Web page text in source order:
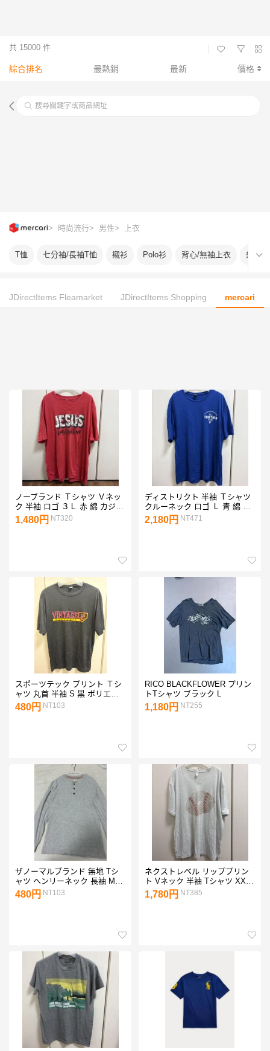
搜尋關鍵字或商品網址
> 時尚流行> 男性> 上衣
T恤 七分袖/長袖T恤 襯衫 Polo衫 背心/無袖上衣 針織
JDirectItems Fleamarket JDirectItems Shopping mercari
共 15000 件
綜合排名 最熱銷 最新 價格
ノーブランド Ｔシャツ Ｖネッ
ク 半袖 ロゴ ３Ｌ 赤 綿 カジュ
アル
1,480円 NT320
ディストリクト 半袖 Ｔシャツ
クルーネック ロゴ Ｌ 青 綿 ス
ポーツ
2,180円 NT471
スポーツテック プリント Ｔシ
ャツ 丸首 半袖 S 黒 ポリエス
テル 運動
480円 NT103
RICO BLACKFLOWER プリン
トTシャツ ブラック L
1,180円 NT255
ザノーマルブランド 無地 Tシ
ャツ ヘンリーネック 長袖 M
灰 綿 お出かけ
480円 NT103
ネクストレベル リッププリン
ト Vネック 半袖 Tシャツ XXL
灰 綿
1,780円 NT385